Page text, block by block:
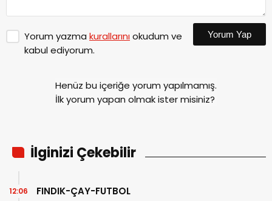
Yorum yazma kurallarınıokudum ve
kabul ediyorum.
Yorum Yap
Henüz bu içeriğe yorum yapılmamış.
İlk yorum yapan olmak ister misiniz?
İlginizi Çekebilir
FINDIK-ÇAY-FUTBOL
12:06